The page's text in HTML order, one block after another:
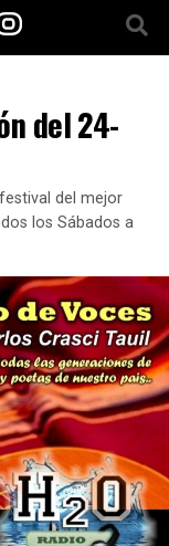
del 24-
del mejor
los Sábados a